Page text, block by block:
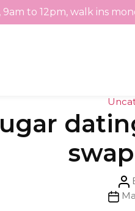
to 12pm, walk ins
Post